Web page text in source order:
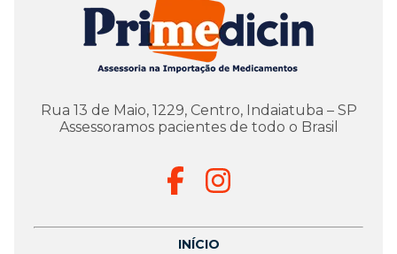
Rua 13 de Maio, 1229, Centro, Indaiatuba – SP
Assessoramos pacientes de todo o Brasil
INÍCIO